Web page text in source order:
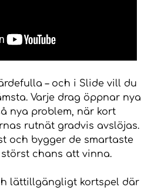
– och i Slide vill du
Varje drag öppnar nya
nya problem, när kort
rutnät gradvis avslöjas.
och bygger de smartaste
chans att vinna.
lättillgängligt kortspel där